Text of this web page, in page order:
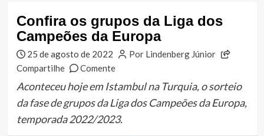
Confira os grupos da Liga dos
Campeões da Europa
25 de agosto de 2022
Por Lindenberg Júnior
Compartilhe
Comente
Aconteceu hoje em Istambul na Turquia, o sorteio
da fase de grupos da Liga dos Campeões da Europa,
temporada 2022/2023.